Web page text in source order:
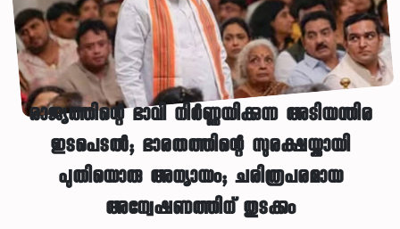
രാജ്യത്തിന്റെ ഭാവി നിർണ്ണയിക്കുന്ന അടിയന്തിര
ഇടപെടൽ; ഭാരതത്തിന്റെ സുരക്ഷയ്ക്കായി
പുതിയൊരു അധ്യായം; ചരിത്രപരമായ
അന്വേഷണത്തിന് തുടക്കം